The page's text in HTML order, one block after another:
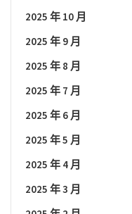
2025 年 10 月
2025 年 9 月
2025 年 8 月
2025 年 7 月
2025 年 6 月
2025 年 5 月
2025 年 4 月
2025 年 3 月